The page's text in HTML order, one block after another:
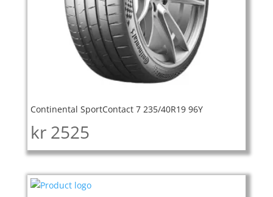
Continental SportContact 7 235/40R19 96Y
kr 2525